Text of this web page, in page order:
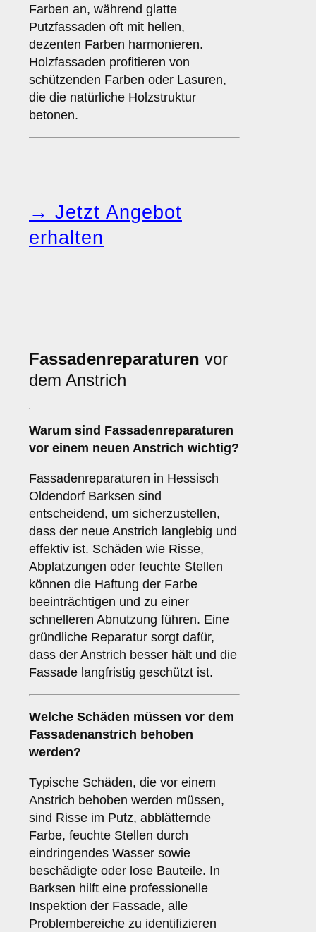
Farben an, während glatte
Putzfassaden oft mit hellen,
dezenten Farben harmonieren.
Holzfassaden profitieren von
schützenden Farben oder Lasuren,
die die natürliche Holzstruktur
betonen.
→ Jetzt Angebot
erhalten
Fassadenreparaturen vor
dem Anstrich
Warum sind Fassadenreparaturen
vor einem neuen Anstrich wichtig?
Fassadenreparaturen in Hessisch
Oldendorf Barksen sind
entscheidend, um sicherzustellen,
dass der neue Anstrich langlebig und
effektiv ist. Schäden wie Risse,
Abplatzungen oder feuchte Stellen
können die Haftung der Farbe
beeinträchtigen und zu einer
schnelleren Abnutzung führen. Eine
gründliche Reparatur sorgt dafür,
dass der Anstrich besser hält und die
Fassade langfristig geschützt ist.
Welche Schäden müssen vor dem
Fassadenanstrich behoben
werden?
Typische Schäden, die vor einem
Anstrich behoben werden müssen,
sind Risse im Putz, abblätternde
Farbe, feuchte Stellen durch
eindringendes Wasser sowie
beschädigte oder lose Bauteile. In
Barksen hilft eine professionelle
Inspektion der Fassade, alle
Problembereiche zu identifizieren